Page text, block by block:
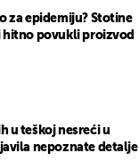
za epidemiju? Stotine
hitno povukli proizvod
u teškoj nesreći u
nepoznate detalje